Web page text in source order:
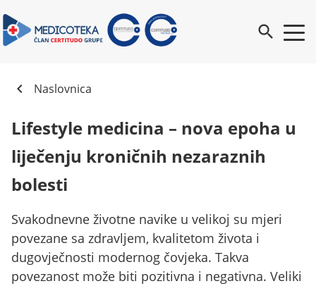
search
chevron_left Naslovnica
Lifestyle medicina – nova epoha u
liječenju kroničnih nezaraznih
bolesti
Svakodnevne životne navike u velikoj su mjeri
povezane sa zdravljem, kvalitetom života i
dugovječnosti modernog čovjeka. Takva
povezanost može biti pozitivna i negativna. Veliki